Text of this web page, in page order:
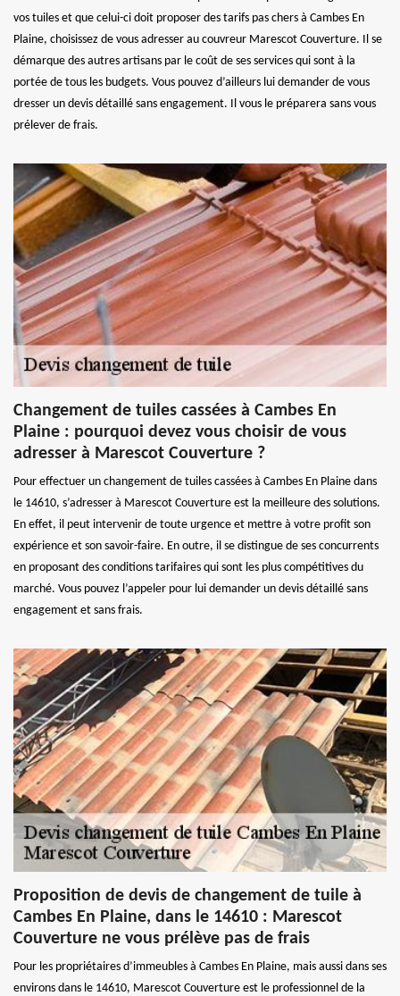
vos tuiles et que celui-ci doit proposer des tarifs pas chers à Cambes En
Plaine, choisissez de vous adresser au couvreur Marescot Couverture. Il se
démarque des autres artisans par le coût de ses services qui sont à la
portée de tous les budgets. Vous pouvez d’ailleurs lui demander de vous
dresser un devis détaillé sans engagement. Il vous le préparera sans vous
prélever de frais.
Changement de tuiles cassées à Cambes En
Plaine : pourquoi devez vous choisir de vous
adresser à Marescot Couverture ?
Pour effectuer un changement de tuiles cassées à Cambes En Plaine dans
le 14610, s’adresser à Marescot Couverture est la meilleure des solutions.
En effet, il peut intervenir de toute urgence et mettre à votre profit son
expérience et son savoir-faire. En outre, il se distingue de ses concurrents
en proposant des conditions tarifaires qui sont les plus compétitives du
marché. Vous pouvez l’appeler pour lui demander un devis détaillé sans
engagement et sans frais.
Proposition de devis de changement de tuile à
Cambes En Plaine, dans le 14610 : Marescot
Couverture ne vous prélève pas de frais
Pour les propriétaires d’immeubles à Cambes En Plaine, mais aussi dans ses
environs dans le 14610, Marescot Couverture est le professionnel de la